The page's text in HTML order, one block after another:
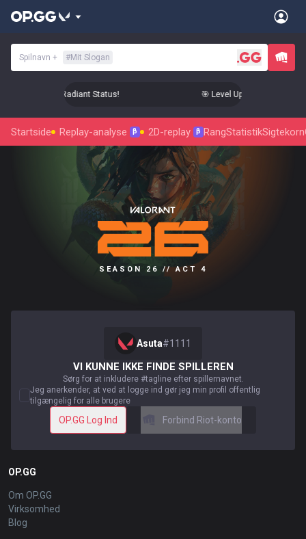
Spilnavn + #Mit Slogan
Your Aim to Radiant Status! 🎯 Level Up Your Aim to
Startside Replay-analyse β 2D-replay β RangStatistikSigtekorn
SEASON 26 // ACT 4
Asuta#1111
VI KUNNE IKKE FINDE SPILLEREN
Sørg for at inkludere #tagline efter spillernavnet.
Jeg anerkender, at ved at logge ind gør jeg min profil offentlig
tilgængelig for alle brugere
OP.GG Log Ind Forbind Riot-konto
OP.GG
Om OP.GG
Virksomhed
Blog